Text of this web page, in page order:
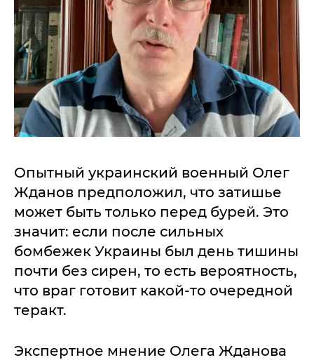
Опытный украинский военный Олег
Жданов предположил, что затишье
может быть только перед бурей. Это
значит: если после сильных
бомбежек Украины был день тишины
почти без сирен, то есть вероятность,
что враг готовит какой-то очередной
теракт.
Экспертное мнение Олега Жданова